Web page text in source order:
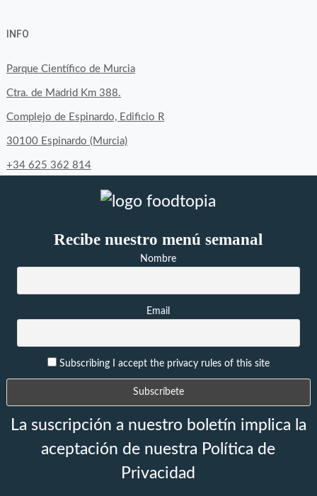
on
Facebook
on
Twitter
on
Instagram
INFO
Parque Científico de Murcia
Ctra. de Madrid Km 388.
Complejo de Espinardo, Edificio R
30100 Espinardo (Murcia)
+34 625 362 814
Recibe nuestro menú semanal
Nombre
Email
Subscribing I accept the privacy rules of this site
La suscripción a nuestro boletín implica la
aceptación de nuestra Política de
Privacidad